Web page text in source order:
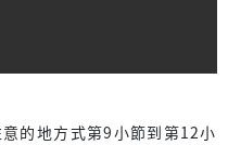
的地方式第9小節到第12小